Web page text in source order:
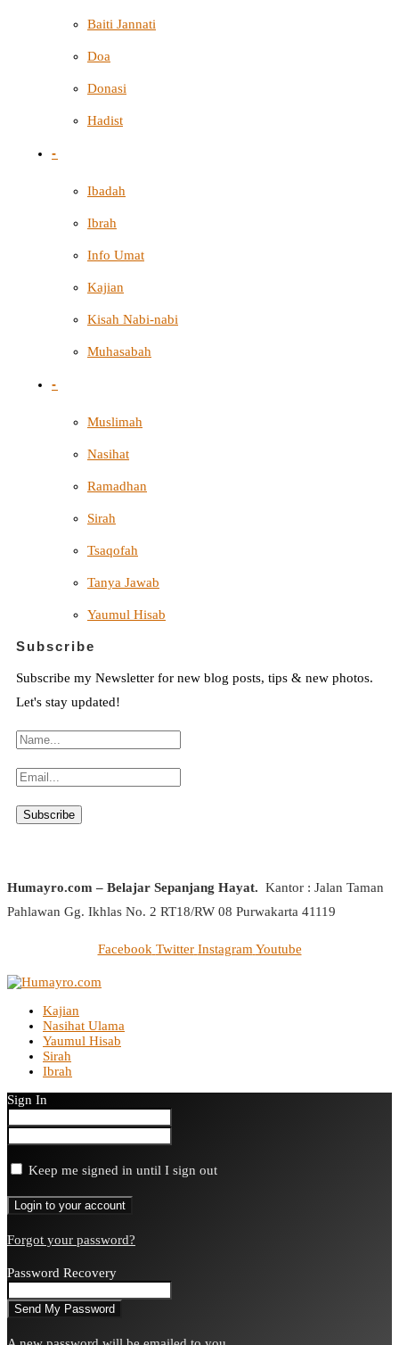
Baiti Jannati
Doa
Donasi
Hadist
-
Ibadah
Ibrah
Info Umat
Kajian
Kisah Nabi-nabi
Muhasabah
-
Muslimah
Nasihat
Ramadhan
Sirah
Tsaqofah
Tanya Jawab
Yaumul Hisab
Subscribe
Subscribe my Newsletter for new blog posts, tips & new photos.
Let's stay updated!
Humayro.com – Belajar Sepanjang Hayat. Kantor : Jalan Taman
Pahlawan Gg. Ikhlas No. 2 RT18/RW 08 Purwakarta 41119
Facebook Twitter Instagram Youtube
Kajian
Nasihat Ulama
Yaumul Hisab
Sirah
Ibrah
Sign In
Keep me signed in until I sign out
Forgot your password?
Password Recovery